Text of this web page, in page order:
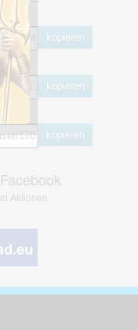
kopieren
kopieren
kopieren
Aktionen